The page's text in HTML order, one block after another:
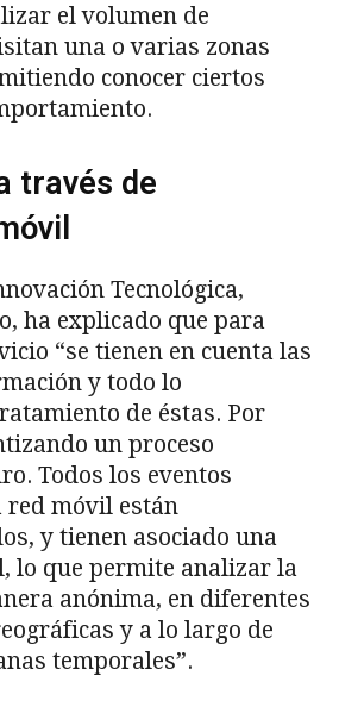
el volumen de
una o varias zonas
conocer ciertos
través de
Tecnológica,
ha explicado que para
“se tienen en cuenta las
y todo lo
de éstas. Por
un proceso
Todos los eventos
red móvil están
y tienen asociado una
lo que permite analizar la
anónima, en diferentes
y a lo largo de
temporales”.